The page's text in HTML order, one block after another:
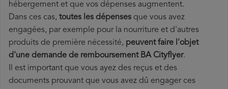
hébergement et que vos dépenses augmentent.
Dans ces cas, toutes les dépenses que vous avez
engagées, par exemple pour la nourriture et d'autres
produits de première nécessité, peuvent faire l'objet
d'une demande de remboursement BA Cityflyer.
Il est important que vous ayez des reçus et des
documents prouvant que vous avez dû engager ces